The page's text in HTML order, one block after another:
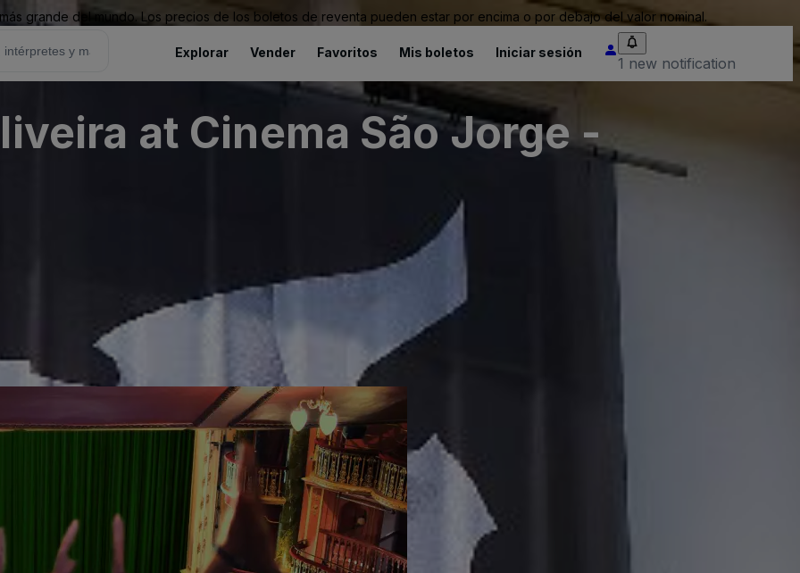
grande del mundo. Los precios de los boletos de reventa pueden estar por encima o por debajo del valor nominal.
Explorar Vender Favoritos Mis boletos Iniciar sesión
1 new notification
at Cinema São Jorge -